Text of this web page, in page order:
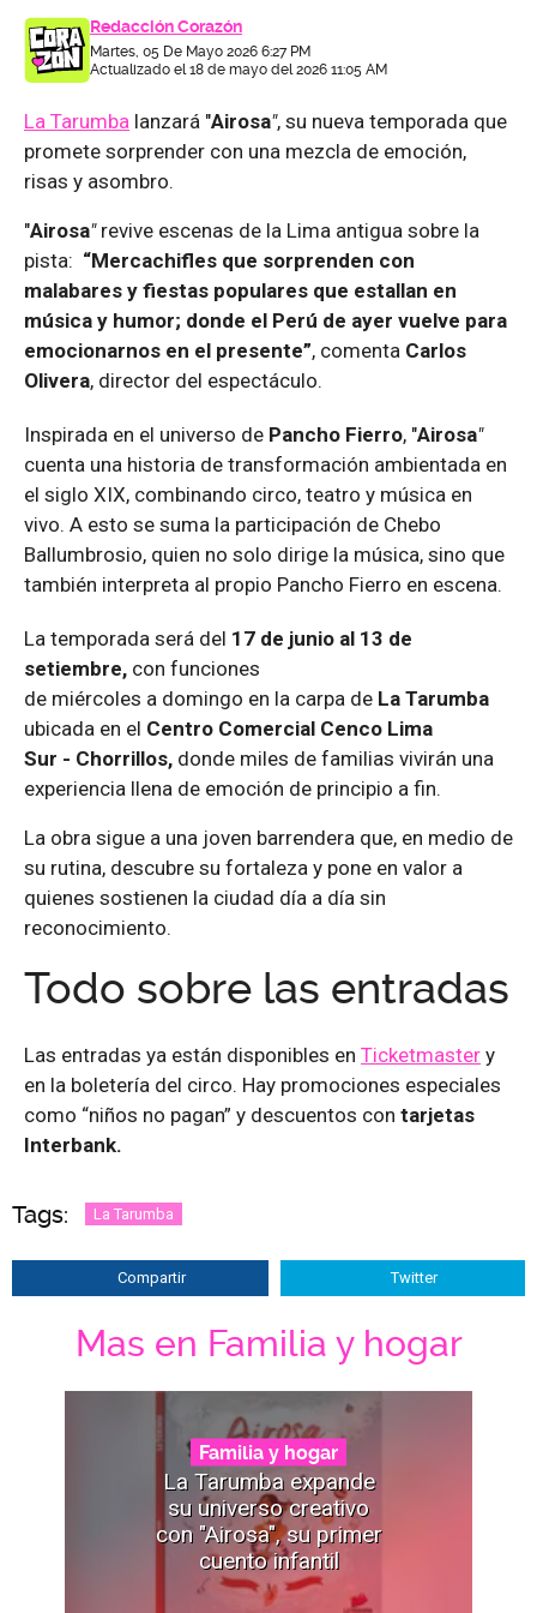
Redacción Corazón
Martes, 05 De Mayo 2026 6:27 PM
Actualizado el 18 de mayo del 2026 11:05 AM
La Tarumba lanzará "Airosa", su nueva temporada que
promete sorprender con una mezcla de emoción,
risas y asombro.
"Airosa"revive escenas de la Lima antigua sobre la
pista: “Mercachifles que sorprenden con
malabares y fiestas populares que estallan en
música y humor; donde el Perú de ayer vuelve para
emocionarnos en el presente”, comenta Carlos
Olivera, director del espectáculo.
Inspirada en el universo de Pancho Fierro, "Airosa"
cuenta una historia de transformación ambientada en
el siglo XIX, combinando circo, teatro y música en
vivo. A esto se suma la participación de Chebo
Ballumbrosio, quien no solo dirige la música, sino que
también interpreta al propio Pancho Fierro en escena.
La temporada será del 1 7 de junio al 13 de
setiembre, con funciones
de miércoles a domingo en la carpa de La Tarumba
ubicada en el Centro Comercial Cenco Lima
Sur - Chorrillos, donde miles de familias vivirán una
experiencia llena de emoción de principio a fin.
La obra sigue a una joven barrendera que, en medio de
su rutina, descubre su fortaleza y pone en valor a
quienes sostienen la ciudad día a día sin
reconocimiento.
Todo sobre las entradas
Las entradas ya están disponibles en Ticketmaster y
en la boletería del circo. Hay promociones especiales
como “niños no pagan” y descuentos con tarjetas
Interbank.
Tags: La Tarumba
Compartir Twitter
Mas en Familia y hogar
Familia y hogar
La Tarumba expande
su universo creativo
con "Airosa", su primer
cuento infantil